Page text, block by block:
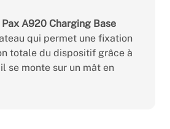
A920 Charging Base
qui permet une fixation
totale du dispositif grâce à
se monte sur un mât en